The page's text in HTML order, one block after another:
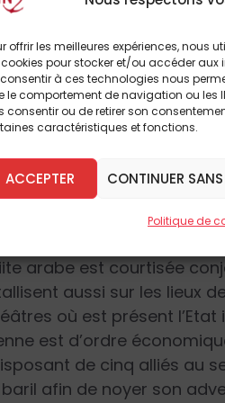
offrir les meilleures expériences, nous
pour stocker et/ou accéder
à ces technologies nous
le comportement de navigation ou les
consentir ou de retirer son
caractéristiques et fonctions.
ACCEPTER CONTINUER
Politique de
Saoudite s’est lancée
militaire. Face à
l’Arabie
Qui plus est les
où les disputes
ses faiblesses humaines
la meilleure technologie
deuxième champ de
mènent divers conflits
arabe est courtisée
aussi sur les lieux
où est présent l’Etat
est d’ordre
de cinq alliés au
afin de noyer son